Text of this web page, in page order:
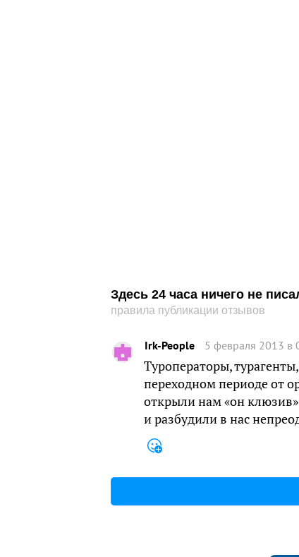
Здесь 24 часа ничего не
правила публикации отзывов
Irk-People 5 февраля 2013 в
Туроператоры,
переходном периоде от
открыли нам «он
и разбудили в нас